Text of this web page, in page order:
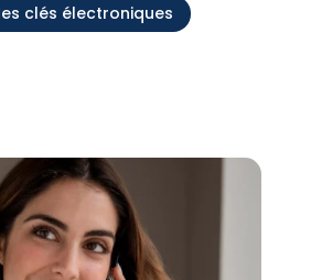
clés électroniques